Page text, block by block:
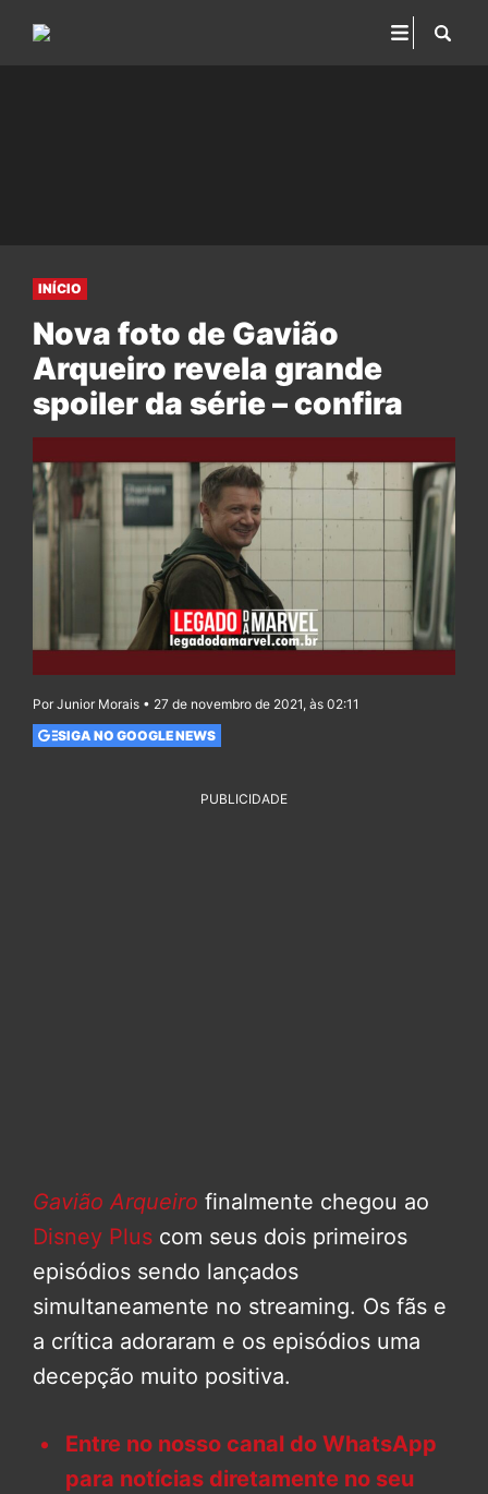
INÍCIO
Nova foto de Gavião
Arqueiro revela grande
spoiler da série – confira
Por Junior Morais • 27 de novembro de 2021, às 02:11
SIGA NO GOOGLE NEWS
PUBLICIDADE
Gavião Arqueiro finalmente chegou ao
Disney Plus com seus dois primeiros
episódios sendo lançados
simultaneamente no streaming. Os fãs e
a crítica adoraram e os episódios uma
decepção muito positiva.
Entre no nosso canal do WhatsApp
para notícias diretamente no seu